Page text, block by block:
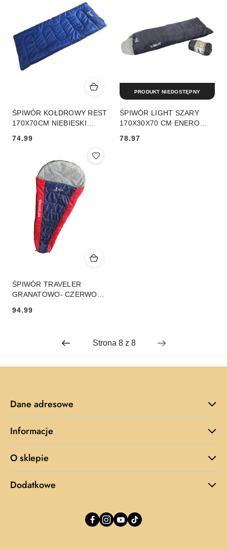
ŚPIWÓR KOŁDROWY REST
170X70CM NIEBIESKI
74.99
ŚPIWÓR LIGHT SZARY
170X30X70 CM ENERO
78.97
PRODUKT NIEDOSTĘPNY
ŚPIWÓR TRAVELER
GRANATOWO- CZERWONY
CAMP
Cena:
94.99
Dane adresowe
Informacje
O sklepie
Dodatkowe